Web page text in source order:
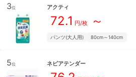
3位 アクティ
72.1 円/枚～
パンツ(大人用) 80cm～140cm
5位 ネピアテンダー